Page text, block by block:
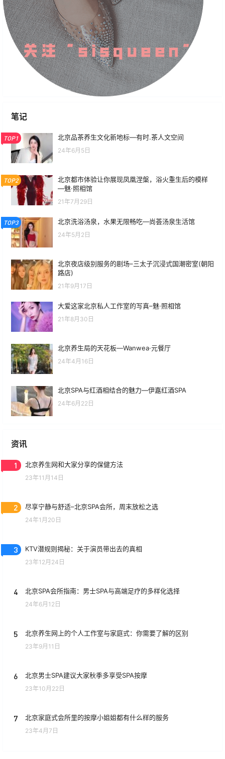
笔记
TOP1 北京品茶养生文化新地标—有时.茶人文空间
24年6月5日
TOP2
北京都市体验让你展现凤凰涅槃，浴火重生后的模样
—魅·照相馆
21年7月29日
TOP3 北京洗浴汤泉，水果无限畅吃—尚荟汤泉生活馆
24年5月2日
北京夜店级别服务的剧场–三太子沉浸式国潮密室(朝阳
路店)
21年9月17日
大爱这家北京私人工作室的写真–魅·照相馆
21年8月30日
北京养生局的天花板—Wanwea·元餐厅
24年4月16日
北京SPA与红酒相结合的魅力—伊嘉红酒SPA
24年6月22日
资讯
1 北京养生网和大家分享的保健方法
23年11月14日
2 尽享宁静与舒适–北京SPA会所，周末放松之选
24年1月20日
3 KTV潜规则揭秘：关于演员带出去的真相
23年12月24日
4 北京SPA会所指南：男士SPA与高端足疗的多样化选择
24年6月12日
5 北京养生网上的个人工作室与家庭式：你需要了解的区别
23年9月11日
6 北京男士SPA建议大家秋季多享受SPA按摩
23年10月22日
7 北京家庭式会所里的按摩小姐姐都有什么样的服务
23年4月7日